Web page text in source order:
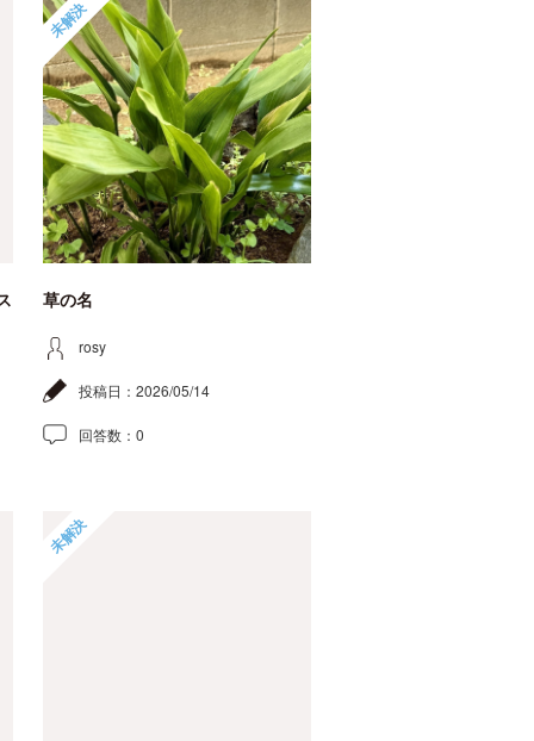
未解決
草の名
rosy
投稿日： 2026/05/14
回答数： 0
未解決